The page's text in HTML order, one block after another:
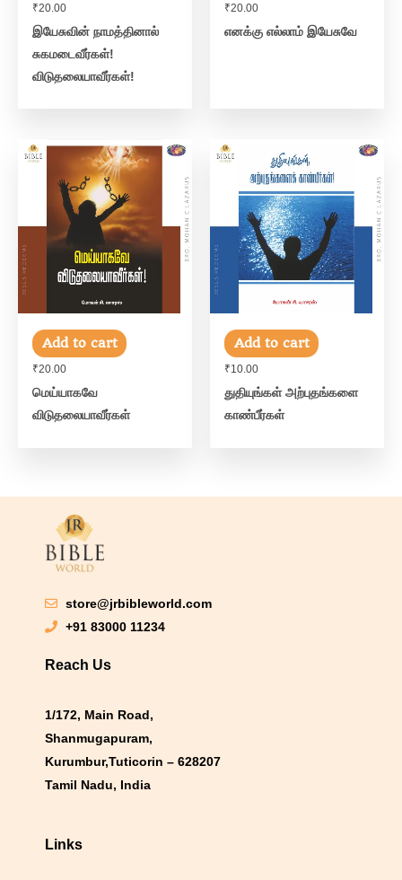
₹20.00
இயேசுவின் நாமத்தினால்
சுகமடைவீர்கள்!
விடுதலையாவீர்கள்!
₹20.00
எனக்கு எல்லாம் இயேசுவே
Add to cart
₹20.00
மெய்யாகவே
விடுதலையாவீர்கள்
Add to cart
₹10.00
துதியுங்கள் அற்புதங்களை
காண்பீர்கள்
store@jrbibleworld.com
+91 83000 11234
Reach Us
1/172, Main Road,
Shanmugapuram,
Kurumbur,Tuticorin – 628207
Tamil Nadu, India
Links